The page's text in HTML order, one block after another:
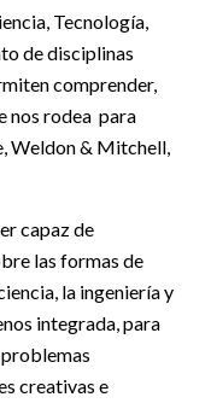
Tecnología,
de disciplinas
comprender,
nos rodea para
Weldon & Mitchell,
capaz de
las formas de
la ingeniería y
integrada, para
creativas e